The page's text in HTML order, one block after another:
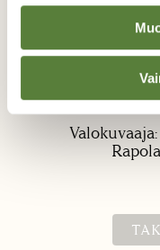
Vanhaan
valokiila,joka